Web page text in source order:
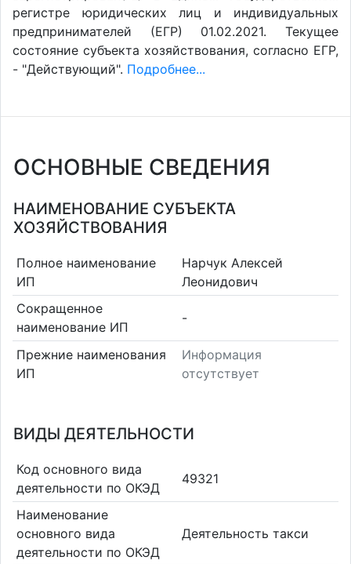
регистре юридических лиц и индивидуальных
предпринимателей (ЕГР) 01.02.2021. Текущее
состояние субъекта хозяйствования, согласно ЕГР,
- "Действующий". Подробнее...
ОСНОВНЫЕ СВЕДЕНИЯ
НАИМЕНОВАНИЕ СУБЪЕКТА
ХОЗЯЙСТВОВАНИЯ
Полное наименование
ИП
Нарчук Алексей
Леонидович
Сокращенное
наименование ИП
-
Прежние наименования
ИП
Информация
отсутствует
ВИДЫ ДЕЯТЕЛЬНОСТИ
Код основного вида
деятельности по ОКЭД
49321
Наименование
основного вида
деятельности по ОКЭД
Деятельность такси